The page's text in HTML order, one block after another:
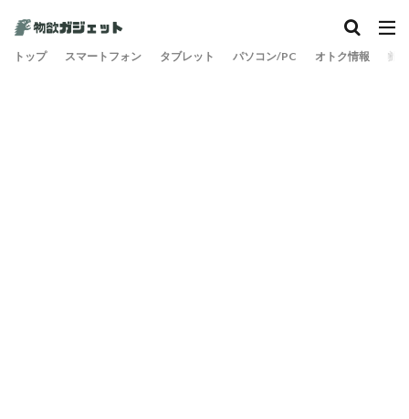
トップ スマートフォン タブレット パソコン/PC オトク情報 旅
カテゴリー